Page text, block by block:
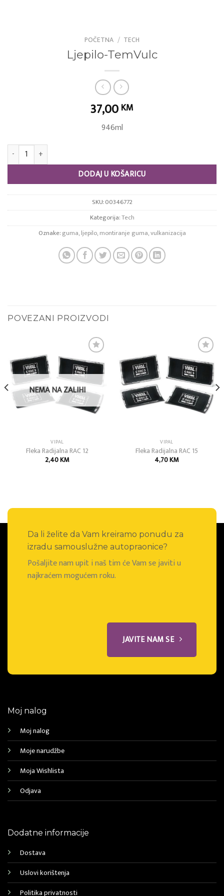
POČETNA / TECH
Ljepilo-TemVulc
37,00 KM
946ml
Ljepilo-TemVulc količina
DODAJ U KOŠARICU
SKU:00346772
Kategorija:Tech
Oznake:guma,ljepilo,montiranje guma,vulkanizacija
POVEZANI PROIZVODI
Add to
wishlist
NEMA NA ZALIHI
VIPAL
Fleka Radijalna RAC 12
2,40KM
Add to
wishlist
VIPAL
Fleka Radijalna RAC 15
4,70KM
Da li želite da Vam kreiramo ponudu za
izradu samouslužne autopraonice?
Pošaljite nam upit i naš tim će Vam se javiti u
najkraćem mogućem roku.
JAVITE NAM SE
Moj nalog
Moj nalog
Moje narudžbe
Moja Wishlista
Odjava
Dodatne informacije
Dostava
Uslovi korištenja
Politika privatnosti